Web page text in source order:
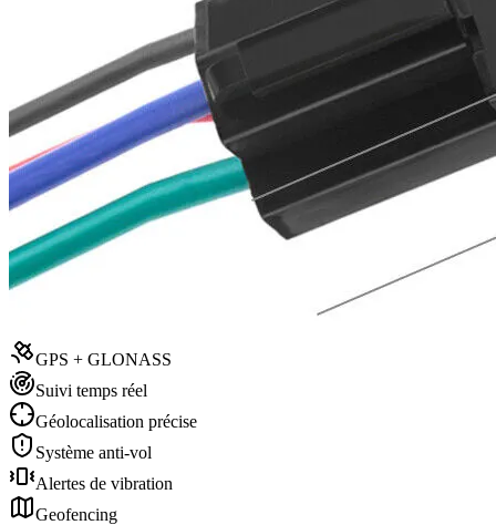
GPS + GLONASS
Suivi temps réel
Géolocalisation précise
Système anti-vol
Alertes de vibration
Geofencing